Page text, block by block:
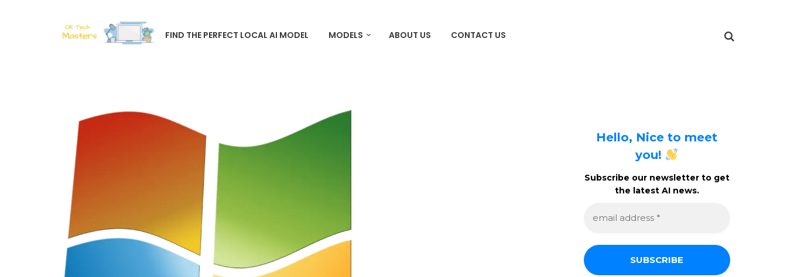
FIND THE PERFECT LOCAL AI MODEL MODELS ABOUT US CONTACT US
Hello, Nice to meet
you!
Subscribe our newsletter to get
the latest AI news.
a
d